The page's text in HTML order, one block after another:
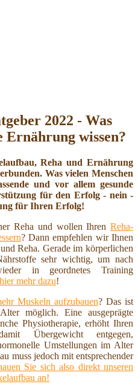
2022 - Was
Ernährung wissen?
Reha und Ernährung
Was vielen Menschen
und vor allem gesunde
für den Erfolg - nein -
für Ihren Erfolg!
Reha und wollen Ihren Reha-
? Dann empfehlen wir Ihnen
Reha. Gerade im körperlichen
sehr wichtig, um nach
in geordnetes Training
mehr dazu!
Muskeln aufzubauen? Das ist
möglich. Eine ausgeprägte
Physiotherapie, erhöht Ihren
Übergewicht entgegen,
Umstellungen im Alter
muss jedoch mit entsprechender
Sie sich also direkt unseren
an!